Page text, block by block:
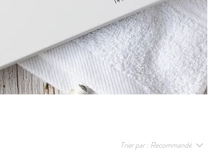
Trier par : Recommandé